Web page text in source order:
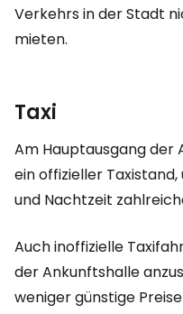
Verkehrs in der Stadt
mieten.
Taxi
Am Hauptausgang der
ein offizieller
und Nachtzeit
Auch inoffizielle
der Ankunftshalle
weniger günstige